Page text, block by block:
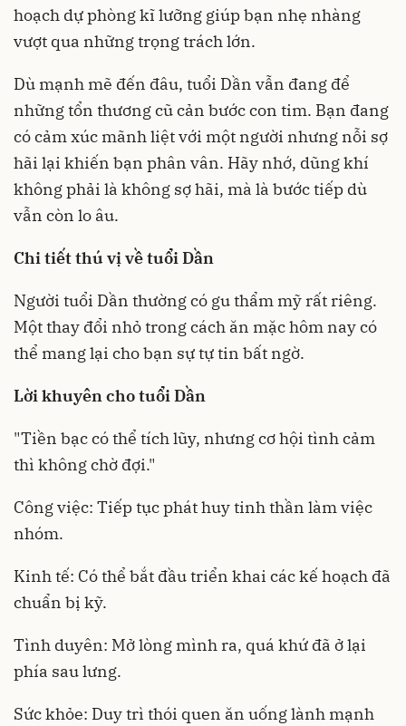
hoạch dự phòng kĩ lưỡng giúp bạn nhẹ nhàng
vượt qua những trọng trách lớn.
Dù mạnh mẽ đến đâu, tuổi Dần vẫn đang để
những tổn thương cũ cản bước con tim. Bạn đang
có cảm xúc mãnh liệt với một người nhưng nỗi sợ
hãi lại khiến bạn phân vân. Hãy nhớ, dũng khí
không phải là không sợ hãi, mà là bước tiếp dù
vẫn còn lo âu.
Chi tiết thú vị về tuổi Dần
Người tuổi Dần thường có gu thẩm mỹ rất riêng.
Một thay đổi nhỏ trong cách ăn mặc hôm nay có
thể mang lại cho bạn sự tự tin bất ngờ.
Lời khuyên cho tuổi Dần
"Tiền bạc có thể tích lũy, nhưng cơ hội tình cảm
thì không chờ đợi."
Công việc: Tiếp tục phát huy tinh thần làm việc
nhóm.
Kinh tế: Có thể bắt đầu triển khai các kế hoạch đã
chuẩn bị kỹ.
Tình duyên: Mở lòng mình ra, quá khứ đã ở lại
phía sau lưng.
Sức khỏe: Duy trì thói quen ăn uống lành mạnh